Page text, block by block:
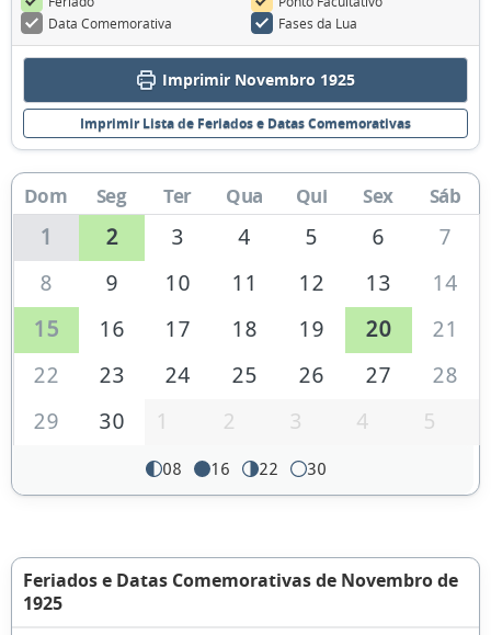
Data Comemorativa
Fases da Lua
Imprimir Novembro 1925
Imprimir Lista de Feriados e Datas Comemorativas
Dom Seg Ter Qua Qui Sex Sáb
1 2 3 4 5 6
7
8
9 10 11 12 13
14
15
16 17 18 19 20
21
22
23 24 25 26 27
28
29
30 1 2 3 4 5
08 16 22 30
Feriados e Datas Comemorativas de Novembro de
1925